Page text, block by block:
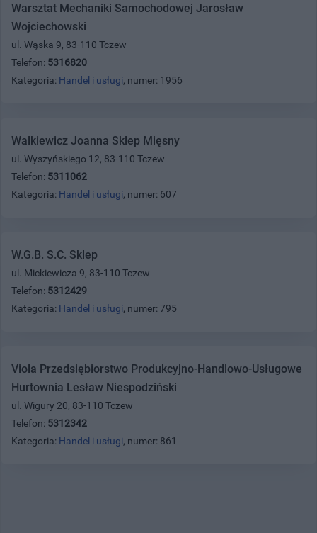
Warsztat Mechaniki Samochodowej Jarosław
Wojciechowski
ul. Wąska 9, 83-110 Tczew
Telefon: 5316820
Kategoria: Handel i usługi, numer: 1956
Walkiewicz Joanna Sklep Mięsny
ul. Wyszyńskiego 12, 83-110 Tczew
Telefon: 5311062
Kategoria: Handel i usługi, numer: 607
W.G.B. S.C. Sklep
ul. Mickiewicza 9, 83-110 Tczew
Telefon: 5312429
Kategoria: Handel i usługi, numer: 795
Viola Przedsiębiorstwo Produkcyjno-Handlowo-Usługowe
Hurtownia Lesław Niespodziński
ul. Wigury 20, 83-110 Tczew
Telefon: 5312342
Kategoria: Handel i usługi, numer: 861